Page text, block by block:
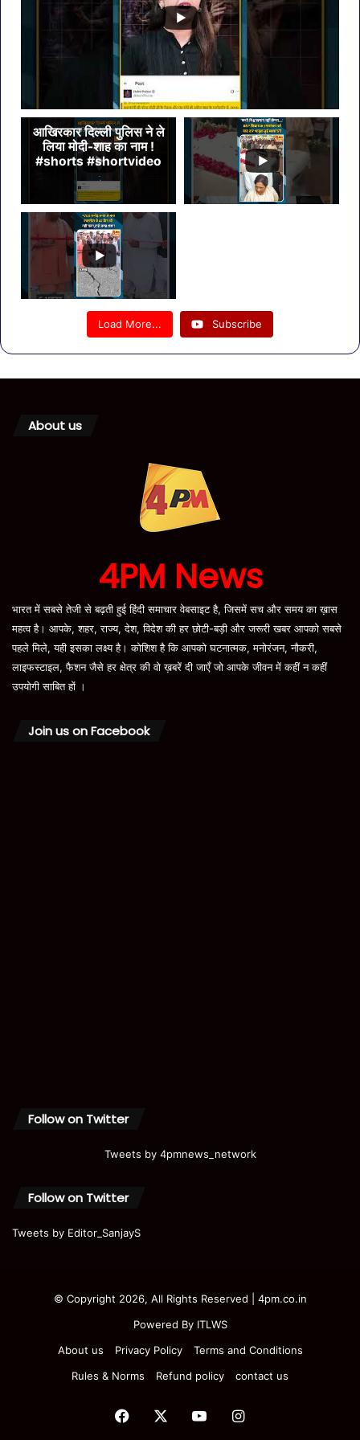
आखिरकार दिल्ली पुलिस ने ले
लिया मोदी-शाह का नाम !
#shorts #shortvideo
Load More... Subscribe
About us
4PM News
भारत में सबसे तेजी से बढ़ती हुई हिंदी समाचार वेबसाइट है, जिसमें सच और समय का ख़ास
महत्व है। आपके, शहर, राज्य, देश, विदेश की हर छोटी-बड़ी और जरूरी खबर आपको सबसे
पहले मिले, यही इसका लक्ष्य है। कोशिश है कि आपको घटनात्मक, मनोरंजन, नौकरी,
लाइफस्टाइल, फैशन जैसे हर क्षेत्र की वो ख़बरें दी जाएँ जो आपके जीवन में कहीं न कहीं
उपयोगी साबित हों ।
Join us on Facebook
Follow on Twitter
Tweets by 4pmnews_network
Follow on Twitter
Tweets by Editor_SanjayS
© Copyright 2026, All Rights Reserved | 4pm.co.in
Powered By ITLWS
About us
Privacy Policy
Terms and Conditions
Rules & Norms
Refund policy contact us
Facebook YouTubeInstagram